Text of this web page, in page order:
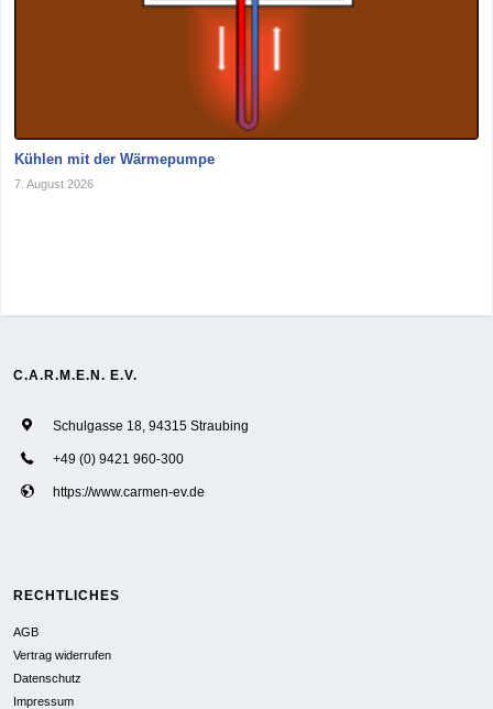
Kühlen mit der Wärmepumpe
7. August 2026
C.A.R.M.E.N. E.V.
Schulgasse 18, 94315 Straubing
+49 (0) 9421 960-300
https://www.carmen-ev.de
RECHTLICHES
AGB
Vertrag widerrufen
Datenschutz
Impressum